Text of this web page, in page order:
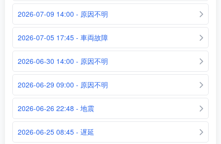
2026-07-09 14:00 - 原因不明
2026-07-05 17:45 - 車両故障
2026-06-30 14:00 - 原因不明
2026-06-29 09:00 - 原因不明
2026-06-26 22:48 - 地震
2026-06-25 08:45 - 遅延